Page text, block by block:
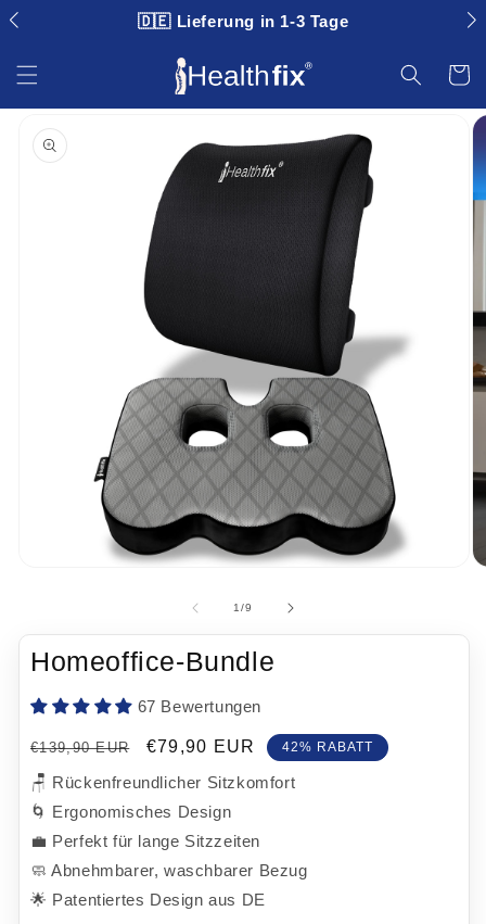
zum Inhalt 🇩🇪 Lieferung in 1-3 Tage
springen
1/von
9
Homeoffice-Bundle
67 Bewertungen
Normaler Preis
€139,90 EUR Verkaufspreis
€79,90 EUR 42% RABATT
🪑 Rückenfreundlicher Sitzkomfort
🌀 Ergonomisches Design
💼 Perfekt für lange Sitzzeiten
🧼 Abnehmbarer, waschbarer Bezug
🌟 Patentiertes Design aus DE